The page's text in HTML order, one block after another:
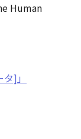
Human
]」